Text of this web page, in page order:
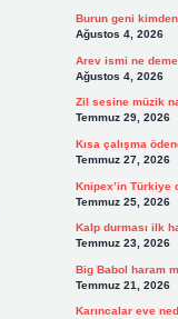
Burun geni
Ağustos 4, 2026
Arev ismi ne
Ağustos 4, 2026
Zil sesine müzik
Temmuz 29, 2026
Kısa çalışma
Temmuz 27, 2026
Knipex’in Türkiye
Temmuz 25, 2026
Kalp durması ilk
Temmuz 23, 2026
Big Babol haram
Temmuz 21, 2026
Karıncalar eve